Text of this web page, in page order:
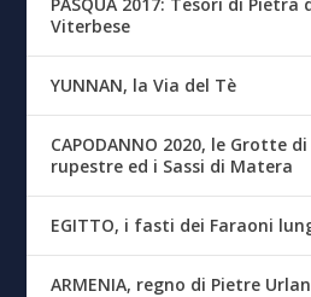
Viterbese
YUNNAN, la Via del Tè
CAPODANNO 2020, le Grotte
rupestre ed i Sassi di Matera
EGITTO, i fasti dei Faraoni
ARMENIA, regno di Pietre